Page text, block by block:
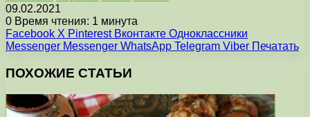
09.02.2021
0 Время чтения: 1 минута
Facebook X Pinterest Вконтакте Одноклассники
Messenger Messenger WhatsApp Telegram Viber Печатать
ПОХОЖИЕ СТАТЬИ